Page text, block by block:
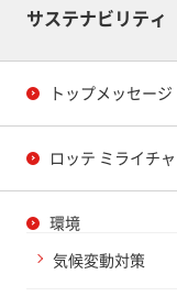
サステナビリティ
トップメッセージ
ロッテ ミライチ
環境
気候変動対策